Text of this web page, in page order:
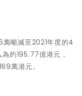
噸減至2021年度的4
約195.77億港元，
萬港元。